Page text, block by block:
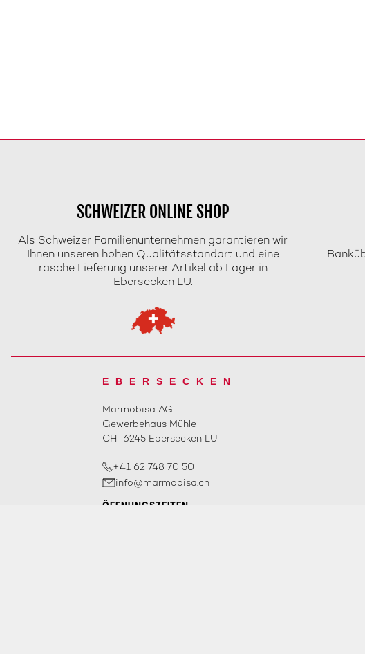
SCHWEIZER ONLINE SHOP
Als Schweizer Familienunternehmen garantieren wir
Ihnen unseren hohen Qualitätsstandart und eine
rasche Lieferung unserer Artikel ab Lager in
Ebersecken LU.
EBERSECKEN
Marmobisa AG
Gewerbehaus Mühle
CH-6245 Ebersecken LU
+41 62 748 70 50
info@marmobisa.ch
ÖFFNUNGSZEITEN